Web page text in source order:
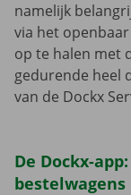
namelijk
via het
op te halen met
gedurende heel
van de Dockx
De Dockx-